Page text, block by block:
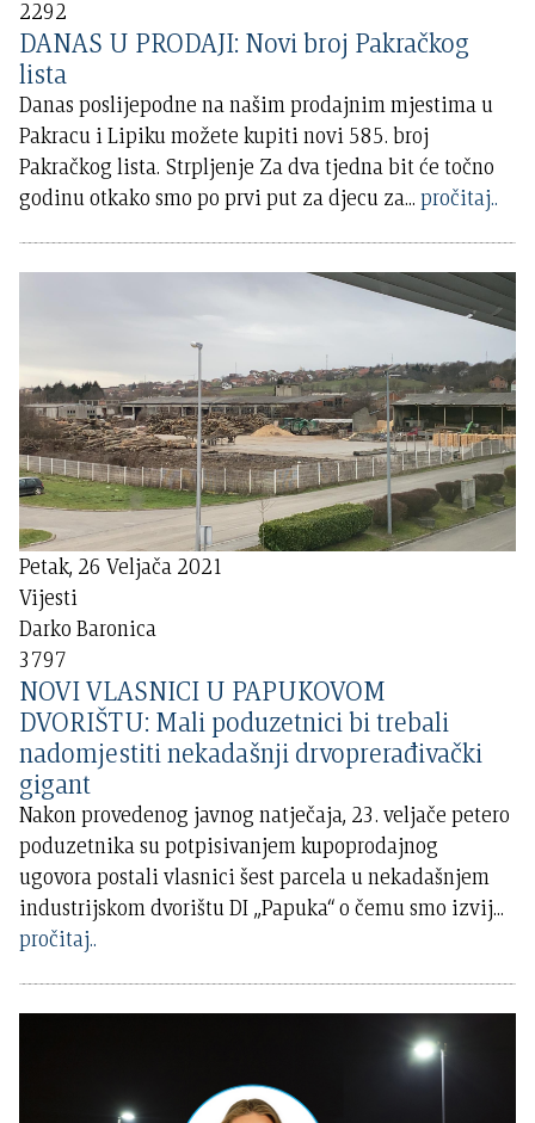
2292
DANAS U PRODAJI: Novi broj Pakračkog
lista
Danas poslijepodne na našim prodajnim mjestima u
Pakracu i Lipiku možete kupiti novi 585. broj
Pakračkog lista. Strpljenje Za dva tjedna bit će točno
godinu otkako smo po prvi put za djecu za... pročitaj..
Petak, 26 Veljača 2021
Vijesti
Darko Baronica
3797
NOVI VLASNICI U PAPUKOVOM
DVORIŠTU: Mali poduzetnici bi trebali
nadomjestiti nekadašnji drvoprerađivački
gigant
Nakon provedenog javnog natječaja, 23. veljače petero
poduzetnika su potpisivanjem kupoprodajnog
ugovora postali vlasnici šest parcela u nekadašnjem
industrijskom dvorištu DI „Papuka“ o čemu smo izvij...
pročitaj..